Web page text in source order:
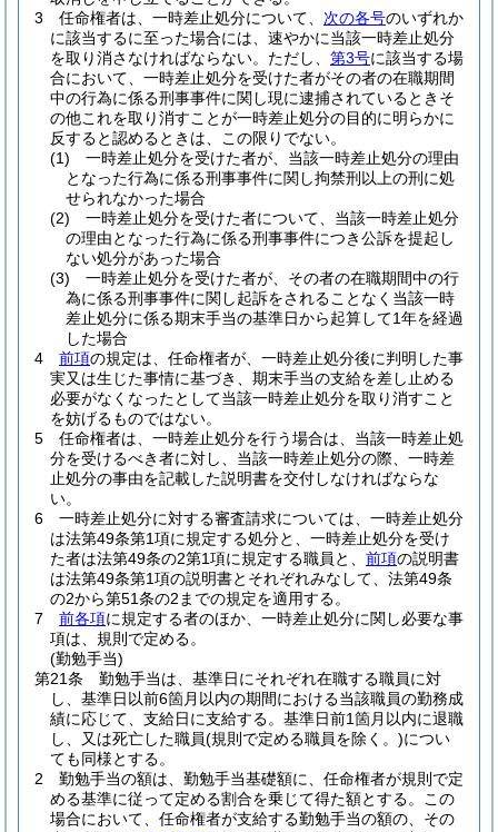
3
任命権者は、一時差止処分について、 次の各号のいずれか
に該当するに至った場合には、速やかに当該一時差止処分
を取り消さなければならない。 ただし、 第3号に該当する場
合において、一時差止処分を受けた者がその者の在職期間
中の行為に係る刑事事件に関し現に逮捕されているときそ
の他これを取り消すことが一時差止処分の目的に明らかに
反すると認めるときは、この限りでない。
(1)
一時差止処分を受けた者が、当該一時差止処分の理由
となった行為に係る刑事事件に関し拘禁刑以上の刑に処
せられなかった場合
(2)
一時差止処分を受けた者について、当該一時差止処分
の理由となった行為に係る刑事事件につき公訴を提起し
ない処分があった場合
(3)
一時差止処分を受けた者が、その者の在職期間中の行
為に係る刑事事件に関し起訴をされることなく当該一時
差止処分に係る期末手当の基準日から起算して1年を経過
した場合
4
前項の規定は、任命権者が、一時差止処分後に判明した事
実又は生じた事情に基づき、期末手当の支給を差し止める
必要がなくなったとして当該一時差止処分を取り消すこと
を妨げるものではない。
5
任命権者は、一時差止処分を行う場合は、当該一時差止処
分を受けるべき者に対し、当該一時差止処分の際、一時差
止処分の事由を記載した説明書を交付しなければならな
い。
6
一時差止処分に対する審査請求については、一時差止処分
は法第49条第1項に規定する処分と、一時差止処分を受け
た者は法第49条の2第1項に規定する職員と、 前項の説明書
は法第49条第1項の説明書とそれぞれみなして、法第49条
の2から第51条の2までの規定を適用する。
7
前各項に規定する者のほか、一時差止処分に関し必要な事
項は、規則で定める。
(勤勉手当)
第21条
勤勉手当は、基準日にそれぞれ在職する職員に対
し、基準日以前6箇月以内の期間における当該職員の勤務成
績に応じて、支給日に支給する。 基準日前1箇月以内に退職
し、又は死亡した職員(規則で定める職員を除く。)につい
ても同様とする。
2
勤勉手当の額は、勤勉手当基礎額に、任命権者が規則で定
める基準に従って定める割合を乗じて得た額とする。
この
場合において、任命権者が支給する勤勉手当の額の、その